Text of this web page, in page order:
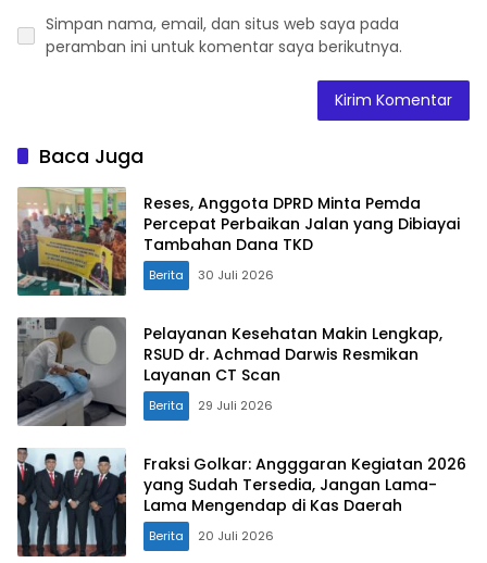
Simpan nama, email, dan situs web saya pada
peramban ini untuk komentar saya berikutnya.
Baca Juga
Reses, Anggota DPRD Minta Pemda
Percepat Perbaikan Jalan yang Dibiayai
Tambahan Dana TKD
Berita 30 Juli 2026
Pelayanan Kesehatan Makin Lengkap,
RSUD dr. Achmad Darwis Resmikan
Layanan CT Scan
Berita 29 Juli 2026
Fraksi Golkar: Angggaran Kegiatan 2026
yang Sudah Tersedia, Jangan Lama-
Lama Mengendap di Kas Daerah
Berita 20 Juli 2026